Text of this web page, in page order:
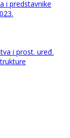
i predstavnike
i prost. uređ.